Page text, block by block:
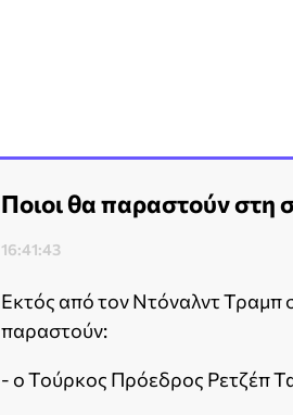
Ποιοι θα παραστούν στη
16:41:43
Εκτός από τον Ντόναλντ Τραμπ
παραστούν:
- ο Τούρκος Πρόεδρος Ρετζέπ